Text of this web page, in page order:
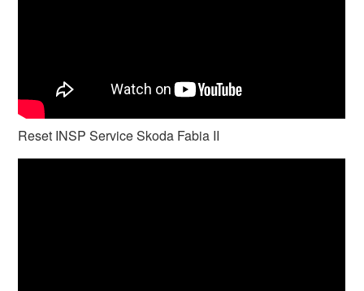
Reset INSP Service Skoda Fabia II